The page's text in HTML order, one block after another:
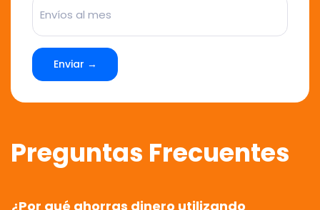
Enviar →
Preguntas Frecuentes
¿Por qué ahorras dinero utilizando